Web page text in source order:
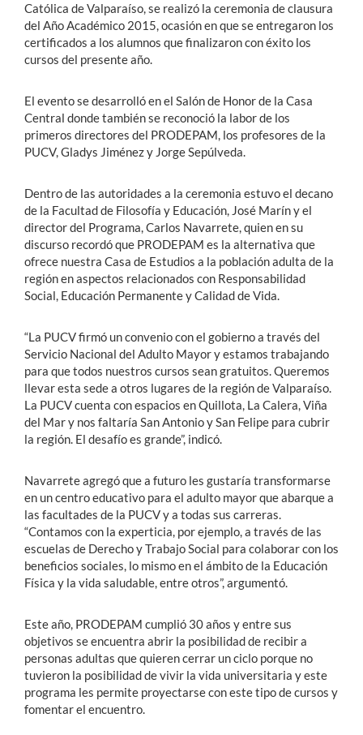
Católica de Valparaíso, se realizó la ceremonia de clausura
del Año Académico 2015, ocasión en que se entregaron los
certificados a los alumnos que finalizaron con éxito los
cursos del presente año.
El evento se desarrolló en el Salón de Honor de la Casa
Central donde también se reconoció la labor de los
primeros directores del PRODEPAM, los profesores de la
PUCV, Gladys Jiménez y Jorge Sepúlveda.
Dentro de las autoridades a la ceremonia estuvo el decano
de la Facultad de Filosofía y Educación, José Marín y el
director del Programa, Carlos Navarrete, quien en su
discurso recordó que PRODEPAM es la alternativa que
ofrece nuestra Casa de Estudios a la población adulta de la
región en aspectos relacionados con Responsabilidad
Social, Educación Permanente y Calidad de Vida.
“La PUCV firmó un convenio con el gobierno a través del
Servicio Nacional del Adulto Mayor y estamos trabajando
para que todos nuestros cursos sean gratuitos. Queremos
llevar esta sede a otros lugares de la región de Valparaíso.
La PUCV cuenta con espacios en Quillota, La Calera, Viña
del Mar y nos faltaría San Antonio y San Felipe para cubrir
la región. El desafío es grande”, indicó.
Navarrete agregó que a futuro les gustaría transformarse
en un centro educativo para el adulto mayor que abarque a
las facultades de la PUCV y a todas sus carreras.
“Contamos con la experticia, por ejemplo, a través de las
escuelas de Derecho y Trabajo Social para colaborar con los
beneficios sociales, lo mismo en el ámbito de la Educación
Física y la vida saludable, entre otros”, argumentó.
Este año, PRODEPAM cumplió 30 años y entre sus
objetivos se encuentra abrir la posibilidad de recibir a
personas adultas que quieren cerrar un ciclo porque no
tuvieron la posibilidad de vivir la vida universitaria y este
programa les permite proyectarse con este tipo de cursos y
fomentar el encuentro.